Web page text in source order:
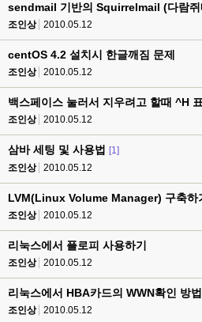
sendmail 기반의 Squirrelmail (다람쥐
조인상 2010.05.12
centOS 4.2 설치시 한글깨짐 문제
조인상 2010.05.12
백스페이스 눌러서 지우려고 할때 ^H
조인상 2010.05.12
삼바 세팅 및 사용법
[1]
조인상
2010.05.12
LVM(Linux Volume Manager) 구축하
조인상 2010.05.12
리눅스에서 플로피 사용하기
조인상 2010.05.12
리눅스에서 HBA카드의 WWN확인 방법
조인상 2010.05.12